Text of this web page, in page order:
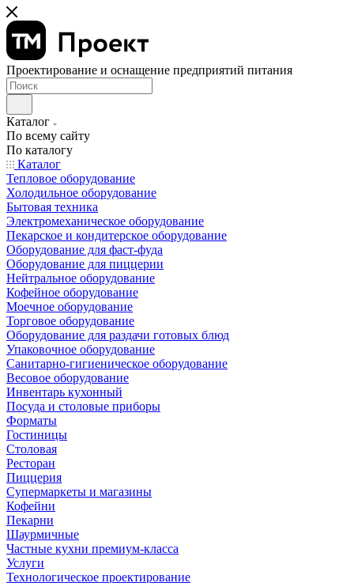
Проектирование и оснащение предприятий питания
Каталог
По всему сайту
По каталогу
Каталог
Тепловое оборудование
Холодильное оборудование
Бытовая техника
Электромеханическое оборудование
Пекарское и кондитерское оборудование
Оборудование для фаст-фуда
Оборудование для пиццерии
Нейтральное оборудование
Кофейное оборудование
Моечное оборудование
Торговое оборудование
Оборудование для раздачи готовых блюд
Упаковочное оборудование
Санитарно-гигиеническое оборудование
Весовое оборудование
Инвентарь кухонный
Посуда и столовые приборы
Форматы
Гостиницы
Столовая
Ресторан
Пиццерия
Супермаркеты и магазины
Кофейни
Пекарни
Шаурмичные
Частные кухни премиум-класса
Услуги
Технологическое проектирование